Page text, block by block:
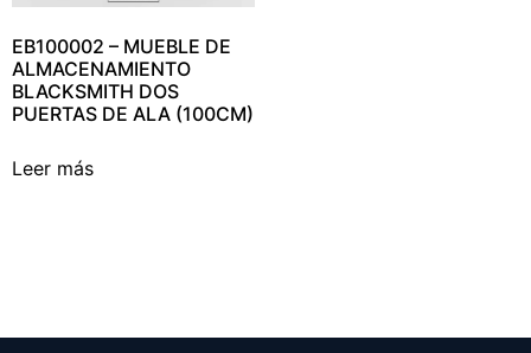
EB100002 – MUEBLE DE
ALMACENAMIENTO
BLACKSMITH DOS
PUERTAS DE ALA (100CM)
Leer más